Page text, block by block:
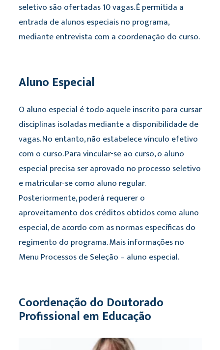
seletivo são ofertadas 10 vagas. É permitida a
entrada de alunos especiais no programa,
mediante entrevista com a coordenação do curso.
Aluno Especial
O aluno especial é todo aquele inscrito para cursar
disciplinas isoladas mediante a disponibilidade de
vagas. No entanto, não estabelece vínculo efetivo
com o curso. Para vincular-se ao curso, o aluno
especial precisa ser aprovado no processo seletivo
e matricular-se como aluno regular.
Posteriormente, poderá requerer o
aproveitamento dos créditos obtidos como aluno
especial, de acordo com as normas específicas do
regimento do programa. Mais informações no
Menu Processos de Seleção – aluno especial.
Coordenação do Doutorado
Profissional em Educação